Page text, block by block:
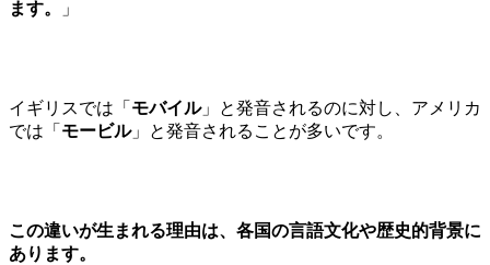
ます。
」
イギリスでは「 モバイル」と発音されるのに対し、アメリカ
では「 モービル」と発音されることが多いです。
この違いが生まれる理由は、各国の言語文化や歴史的背景に
あります。